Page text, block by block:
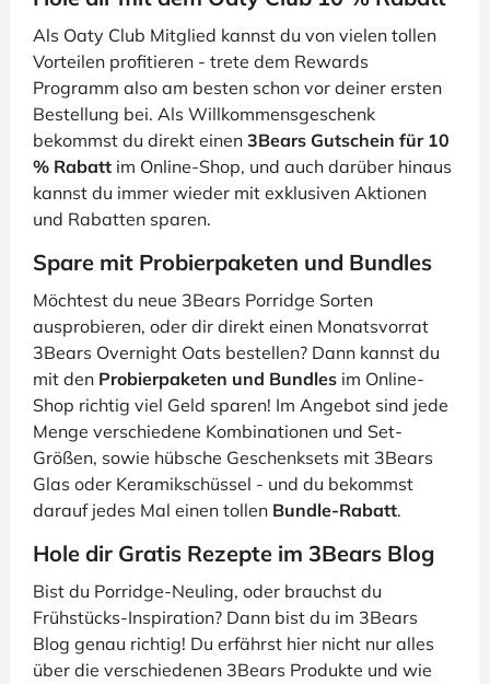
Als Oaty Club Mitglied kannst du von vielen tollen
Vorteilen profitieren - trete dem Rewards
Programm also am besten schon vor deiner ersten
Bestellung bei. Als Willkommensgeschenk
bekommst du direkt einen 3Bears Gutschein für 10
% Rabatt im Online-Shop, und auch darüber hinaus
kannst du immer wieder mit exklusiven Aktionen
und Rabatten sparen.
Spare mit Probierpaketen und Bundles
Möchtest du neue 3Bears Porridge Sorten
ausprobieren, oder dir direkt einen Monatsvorrat
3Bears Overnight Oats bestellen? Dann kannst du
mit den Probierpaketen und Bundles im Online-
Shop richtig viel Geld sparen! Im Angebot sind jede
Menge verschiedene Kombinationen und Set-
Größen, sowie hübsche Geschenksets mit 3Bears
Glas oder Keramikschüssel - und du bekommst
darauf jedes Mal einen tollen Bundle-Rabatt.
Hole dir Gratis Rezepte im 3Bears Blog
Bist du Porridge-Neuling, oder brauchst du
Frühstücks-Inspiration? Dann bist du im 3Bears
Blog genau richtig! Du erfährst hier nicht nur alles
über die verschiedenen 3Bears Produkte und wie